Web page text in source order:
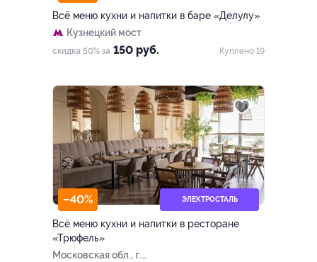
Всё меню кухни и напитки в баре «Делулу»
Кузнецкий мост
скидка 50% за 150 руб. Куплено 19
–40% ЭЛЕКТРОСТАЛЬ
Всё меню кухни и напитки в ресторане
«Трюфель»
Московская обл., г.